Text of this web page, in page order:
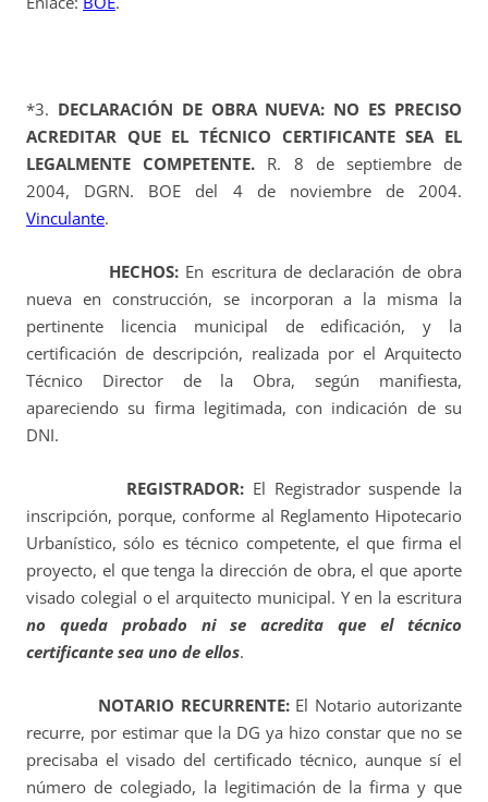
*3. DECLARACIÓN DE OBRA NUEVA: NO ES PRECISO
ACREDITAR QUE EL TÉCNICO CERTIFICANTE SEA EL
LEGALMENTE COMPETENTE. R. 8 de septiembre de
2004, DGRN. BOE del 4 de noviembre de 2004.
Vinculante.
HECHOS: En escritura de declaración de obra
nueva en construcción, se incorporan a la misma la
pertinente licencia municipal de edificación, y la
certificación de descripción, realizada por el Arquitecto
Técnico Director de la Obra, según manifiesta,
apareciendo su firma legitimada, con indicación de su
DNI.
REGISTRADOR: El Registrador suspende la
inscripción, porque, conforme al Reglamento Hipotecario
Urbanístico, sólo es técnico competente, el que firma el
proyecto, el que tenga la dirección de obra, el que aporte
visado colegial o el arquitecto municipal. Y en la escritura
no queda probado ni se acredita que el técnico
certificante sea uno de ellos.
NOTARIO RECURRENTE: El Notario autorizante
recurre, por estimar que la DG ya hizo constar que no se
precisaba el visado del certificado técnico, aunque sí el
número de colegiado, la legitimación de la firma y que